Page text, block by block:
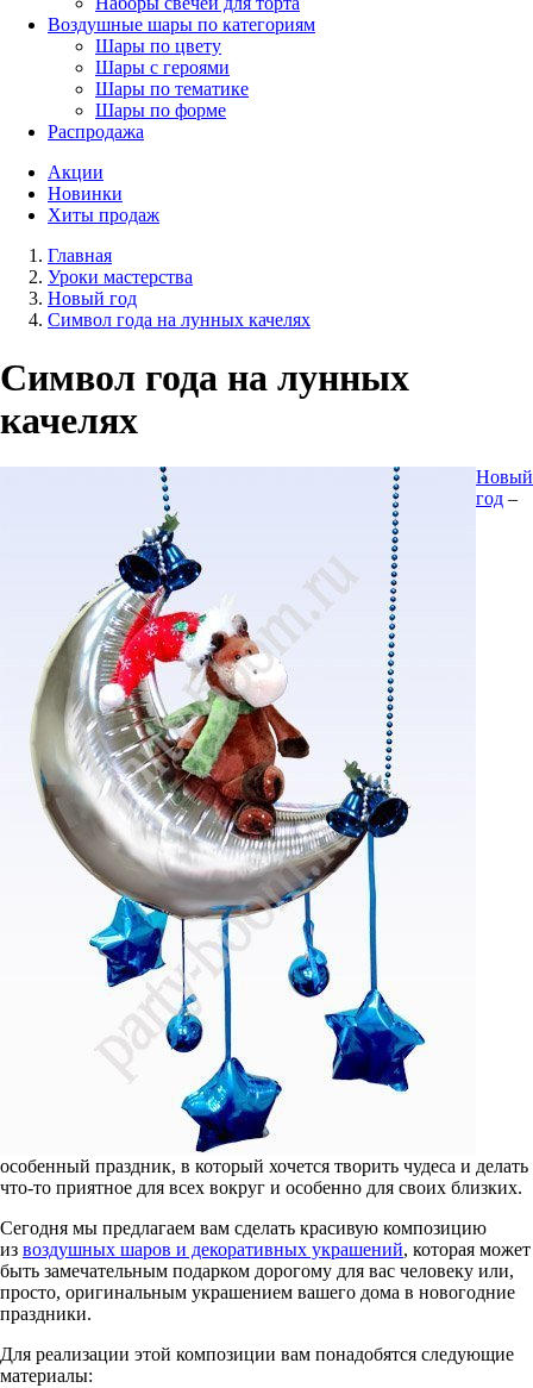
Воздушные шары по категориям
Шары по цвету
Шары с героями
Шары по тематике
Шары по форме
Распродажа
Акции
Новинки
Хиты продаж
Главная
Уроки мастерства
Новый год
Символ года на лунных качелях
Символ года на лунных
качелях
Новый
год –
особенный праздник, в который хочется творить чудеса и делать
что-то приятное для всех вокруг и особенно для своих близких.
Сегодня мы предлагаем вам сделать красивую композицию
из воздушных шаров и декоративных украшений, которая может
быть замечательным подарком дорогому для вас человеку или,
просто, оригинальным украшением вашего дома в новогодние
праздники.
Для реализации этой композиции вам понадобятся следующие
материалы: